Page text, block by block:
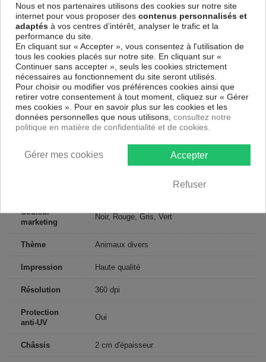
sans avoir à l'encadrer.
Le Tableau Animaux Colourful Beastest résistant aux rayons UV,
inodore et 100 % sûr, parfait même pour la chambre à coucher et la
chambre des enfants.
Notre large choix de tableaux tendances et modernes constituent un
moyen simple et pas cher de donner une nouvelle touche à vos
intérieurs, il y en a pour tous les goût.
Descriptif technique
Matériaux
Collection Artgeist
120x40 cm, 150x50 cm, 135x45 cm
Couleur
marketing
Noir, Rouge, Gris, Vert
Thème Animaux divers
Impression Haute qualité
Résolution 360 dpi
Protection
anti-UV
Oui
Châssis 2 cm d'épaisseur
Nous et nos partenaires utilisons des cookies sur notre site
internet pour vous proposer des contenus personnalisés et
adaptés à vos centres d’intérêt, analyser le trafic et la
performance du site.
En cliquant sur « Accepter », vous consentez à l'utilisation de
tous les cookies placés sur notre site. En cliquant sur «
Continuer sans accepter », seuls les cookies strictement
nécessaires au fonctionnement du site seront utilisés.
Pour choisir ou modifier vos préférences cookies ainsi que
retirer votre consentement à tout moment, cliquez sur « Gérer
mes cookies ». Pour en savoir plus sur les cookies et les
données personnelles que nous utilisons, consultez notre
politique en matière de confidentialité et de cookies.
Accepter
Refuser
Gérer mes cookies